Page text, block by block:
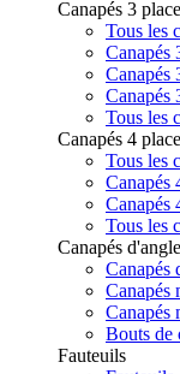
Canapés 3
Tous les
Canapés
Canapés
Canapés
Tous les
Canapés 4
Tous les
Canapés
Canapés
Tous les
Canapés
Canapés
Bouts de
Fauteuils